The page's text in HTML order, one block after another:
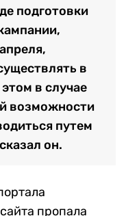
подготовки
в
в случае
возможности
путем
он.
пропала